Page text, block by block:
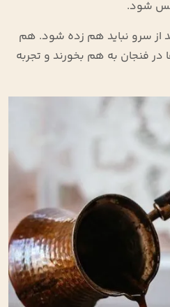
شود.
از سرو نباید هم زده شود. هم
فنجان به هم بخورند و تجربه